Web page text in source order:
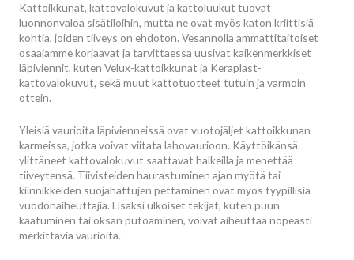
Kattoikkunat, kattovalokuvut ja kattoluukut tuovat
luonnonvaloa sisätiloihin, mutta ne ovat myös katon kriittisiä
kohtia, joiden tiiveys on ehdoton. Vesannolla ammattitaitoiset
osaajamme korjaavat ja tarvittaessa uusivat kaikenmerkkiset
läpiviennit, kuten Velux-kattoikkunat ja Keraplast-
kattovalokuvut, sekä muut kattotuotteet tutuin ja varmoin
ottein.
Yleisiä vaurioita läpivienneissä ovat vuotojäljet kattoikkunan
karmeissa, jotka voivat viitata lahovaurioon. Käyttöikänsä
ylittäneet kattovalokuvut saattavat halkeilla ja menettää
tiiveytensä. Tiivisteiden haurastuminen ajan myötä tai
kiinnikkeiden suojahattujen pettäminen ovat myös tyypillisiä
vuodonaiheuttajia. Lisäksi ulkoiset tekijät, kuten puun
kaatuminen tai oksan putoaminen, voivat aiheuttaa nopeasti
merkittäviä vaurioita.